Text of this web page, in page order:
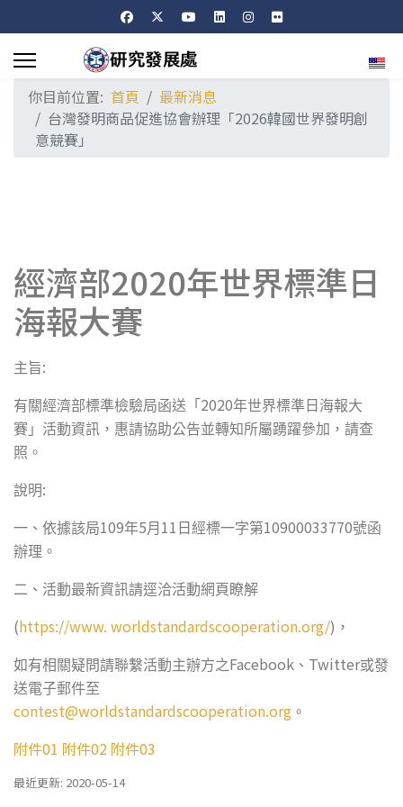
選擇
你目前位置: 首頁
最新消息
台灣發明商品促進協會辦理「2026韓國世界發明創
意競賽」
經濟部2020年世界標準日
海報大賽
主旨:
有關經濟部標準檢驗局函送「 2020年世界標準日海報大
賽」活動資訊，惠請協助公告並轉知所屬踴躍參加，請查
照。
說明:
一、依據該局109年5月 11 日經標一字第10900033770號函
辦理。
二、活動最新資訊請逕洽活動網頁瞭解
(https://www. worldstandardscooperation.org/) ，
如有相關疑問請聯繫活動主辦方之Facebook 、 Twitter或發
送電子郵件至
contest@worldstandardscooperation.org 。
附件01 附件02 附件03
最近更新: 2020-05-14